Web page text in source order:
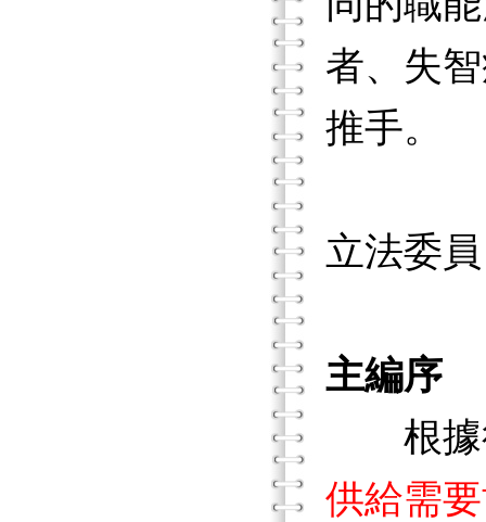
者、失
推手。
立法委
主編序
根據行
供給需